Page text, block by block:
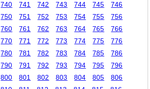
740 741 742 743 744 745
746
750 751 752 753 754 755
756
760 761 762 763 764 765
766
770 771 772 773 774 775
776
780 781 782 783 784 785
786
790 791 792 793 794 795
796
800 801 802 803 804 805
806